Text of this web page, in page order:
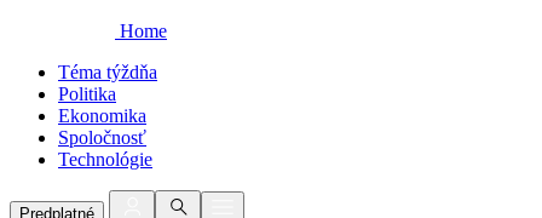
Home
Téma týždňa
Politika
Ekonomika
Spoločnosť
Technológie
Predplatné